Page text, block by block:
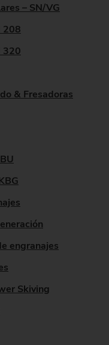
– SN/VG
208
320
& Fresadoras
engranajes
Skiving